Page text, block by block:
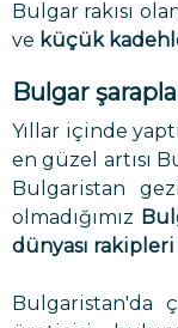
Bulgar rakısı
ve küçük
Bulgar
Yıllar içinde
en güzel artısı
Bulgaristan
olmadığımız
dünyası
Bulgaristan'da